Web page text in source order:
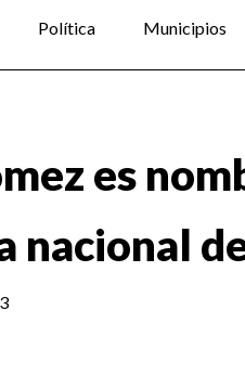
Política Municipios
es
nacional